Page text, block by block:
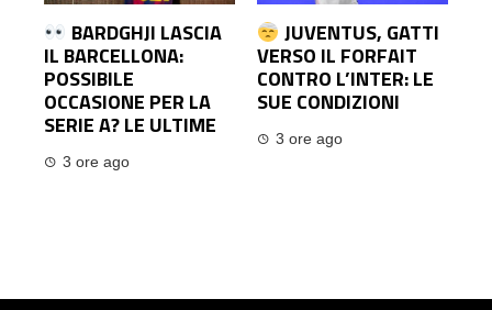
BARDGHJI LASCIA
IL BARCELLONA:
POSSIBILE
OCCASIONE PER LA
SERIE A? LE ULTIME
3 ore ago
JUVENTUS, GATTI
VERSO IL FORFAIT
CONTRO L’INTER: LE
SUE CONDIZIONI
3 ore ago